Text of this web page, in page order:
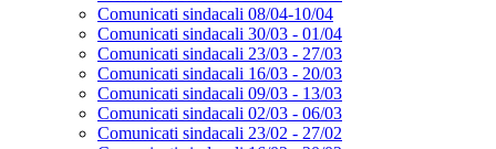
Comunicati sindacali 08/04-10/04
Comunicati sindacali 30/03 - 01/04
Comunicati sindacali 23/03 - 27/03
Comunicati sindacali 16/03 - 20/03
Comunicati sindacali 09/03 - 13/03
Comunicati sindacali 02/03 - 06/03
Comunicati sindacali 23/02 - 27/02